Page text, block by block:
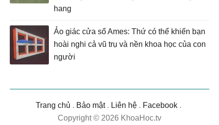
hang
Ảo giác cửa sổ Ames: Thứ có thể khiến bạn
hoài nghi cả vũ trụ và nền khoa học của con
người
Trang chủ . Bảo mật. Liên hệ . Facebook .
Copyright © 2026 KhoaHoc.tv